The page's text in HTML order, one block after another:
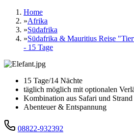
Home
»Afrika
»Südafrika
»Südafrika & Mauritius Reise
- 15 Tage
15 Tage/14 Nächte
täglich möglich mit optionalen
Kombination aus Safari und Strand
Abenteuer & Entspannung
08822-932392